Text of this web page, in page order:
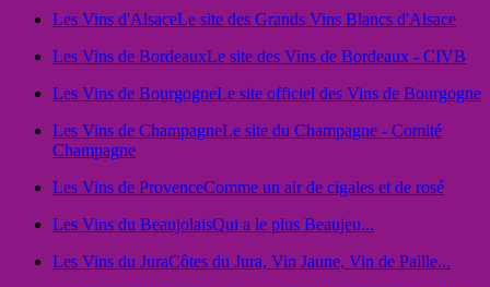
Les Vins d'AlsaceLe site des Grands Vins Blancs d'Alsace
Les Vins de BordeauxLe site des Vins de Bordeaux - CIVB
Les Vins de BourgogneLe site officiel des Vins de Bourgogne
Les Vins de ChampagneLe site du Champagne - Comité
Champagne
Les Vins de ProvenceComme un air de cigales et de rosé
Les Vins du BeaujolaisQui a le plus Beaujeu...
Les Vins du JuraCôtes du Jura, Vin Jaune, Vin de Paille...